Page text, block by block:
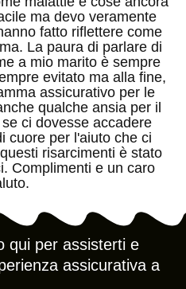
ma devo veramente
fatto riflettere come
La paura di parlare di
a mio marito è sempre
evitato ma alla fine,
assicurativo per le
qualche ansia per il
ci dovesse accadere
cuore per l'aiuto che ci
risarcimenti è stato
Complimenti e un caro
qui per assisterti e
assicurativa a